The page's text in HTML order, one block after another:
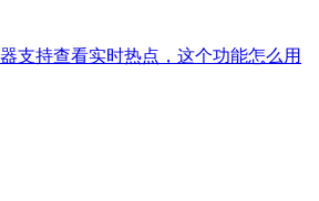
支持查看实时热点，这个功能怎么用